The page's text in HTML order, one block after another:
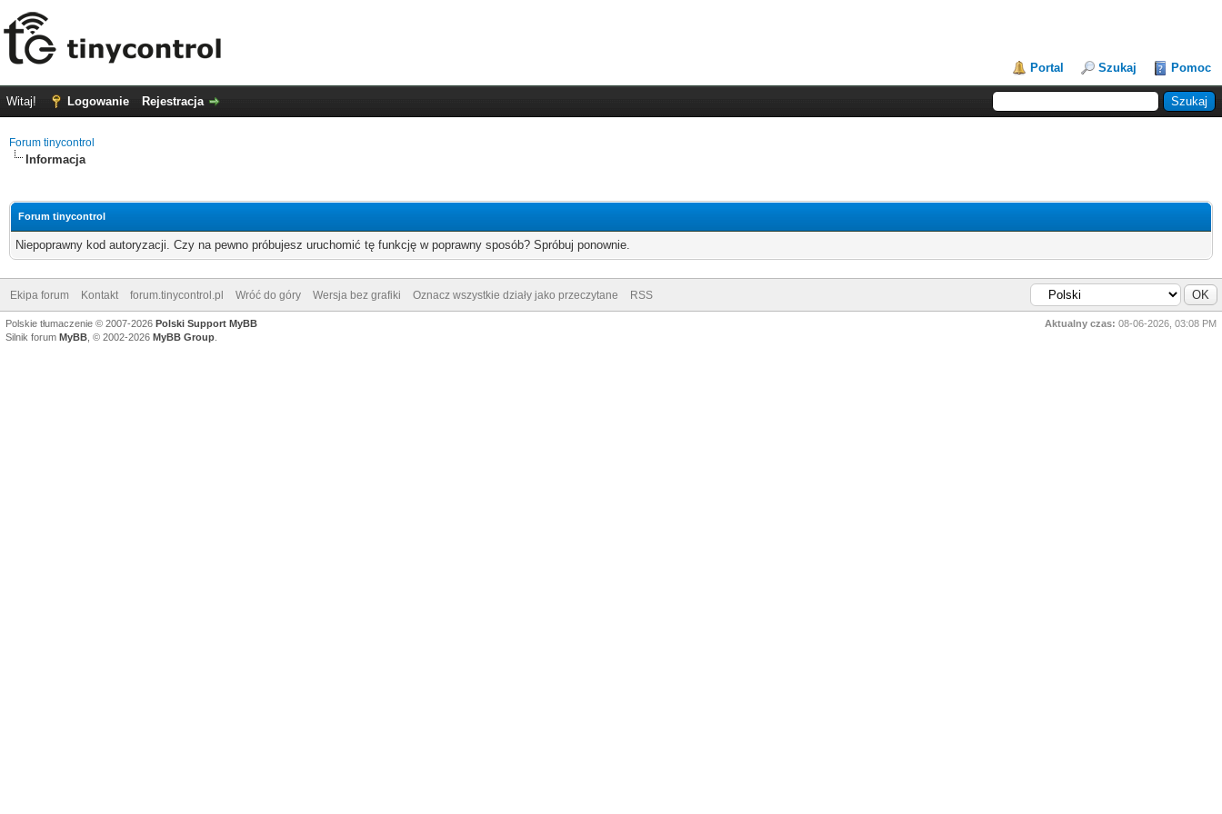
Portal Szukaj Pomoc
Witaj! Logowanie Rejestracja
Forum tinycontrol
Informacja
Forum tinycontrol
Niepoprawny kod autoryzacji. Czy na pewno próbujesz uruchomić tę funkcję w poprawny sposób? Spróbuj ponownie.
Ekipa forum Kontakt forum.tinycontrol.pl Wróć do góry Wersja bez grafiki Oznacz wszystkie działy jako przeczytane RSS
Aktualny czas: 08-06-2026, 03:08 PM
Polskie tłumaczenie © 2007-2026 Polski Support MyBB
Silnik forum MyBB , © 2002-2026 MyBB Group